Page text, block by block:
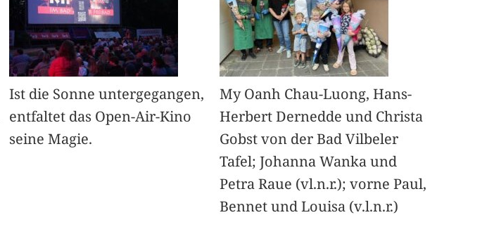
Ist die Sonne untergegangen,
entfaltet das Open-Air-Kino
seine Magie.
My Oanh Chau-Luong, Hans-
Herbert Dernedde und Christa
Gobst von der Bad Vilbeler
Tafel; Johanna Wanka und
Petra Raue (vl.n.r.); vorne Paul,
Bennet und Louisa (v.l.n.r.)